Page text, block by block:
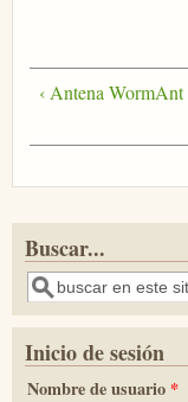
‹ Antena WormAnt
Buscar...
Buscar
Inicio de sesión
Nombre de usuario *